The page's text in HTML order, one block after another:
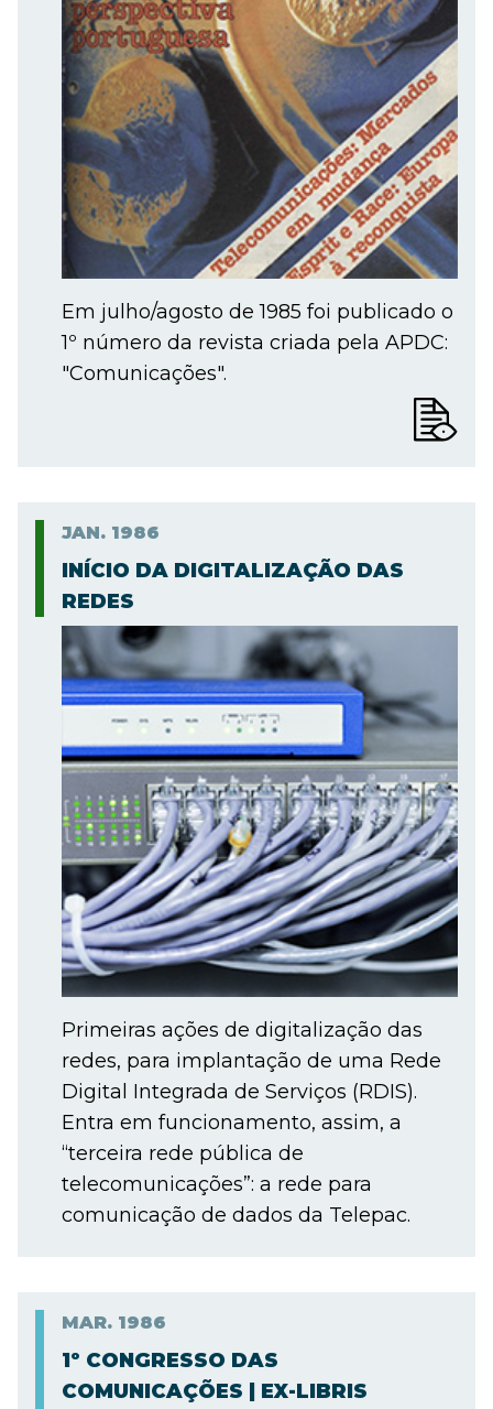
Em julho/agosto de 1985 foi publicado o
1º número da revista criada pela APDC:
"Comunicações".
JAN. 1986
INÍCIO DA DIGITALIZAÇÃO DAS
REDES
Primeiras ações de digitalização das
redes, para implantação de uma Rede
Digital Integrada de Serviços (RDIS).
Entra em funcionamento, assim, a
“terceira rede pública de
telecomunicações”: a rede para
comunicação de dados da Telepac.
MAR. 1986
1º CONGRESSO DAS
COMUNICAÇÕES | EX-LIBRIS